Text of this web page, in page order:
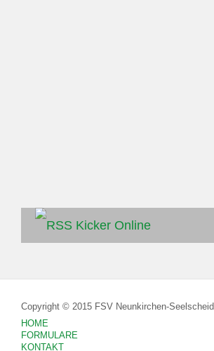
Kicker Online
Copyright © 2015 FSV Neunkirchen-Seelscheid
HOME
FORMULARE
KONTAKT